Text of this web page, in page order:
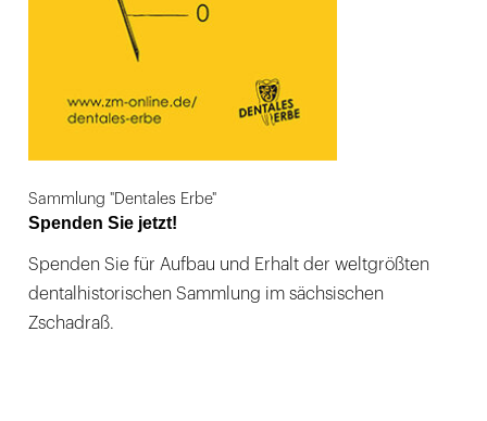
Sammlung "Dentales Erbe"
Spenden Sie jetzt!
Spenden Sie für Aufbau und Erhalt der weltgrößten
dentalhistorischen Sammlung im sächsischen
Zschadraß.